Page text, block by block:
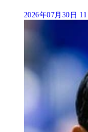
2026年07月30日